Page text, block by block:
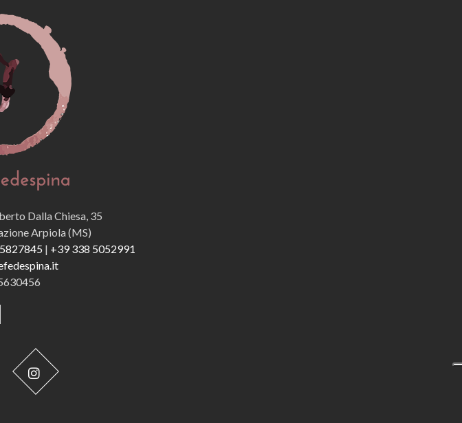
Dalla Chiesa, 35
Arpiola (MS)
| +39 338 5052991